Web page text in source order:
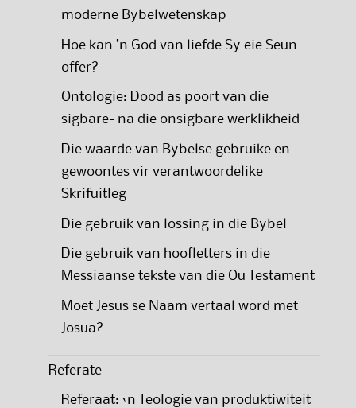
moderne Bybelwetenskap
Hoe kan ’n God van liefde Sy eie Seun
offer?
Ontologie: Dood as poort van die
sigbare- na die onsigbare werklikheid
Die waarde van Bybelse gebruike en
gewoontes vir verantwoordelike
Skrifuitleg
Die gebruik van lossing in die Bybel
Die gebruik van hoofletters in die
Messiaanse tekste van die Ou Testament
Moet Jesus se Naam vertaal word met
Josua?
Referate
Referaat: ‘n Teologie van produktiwiteit